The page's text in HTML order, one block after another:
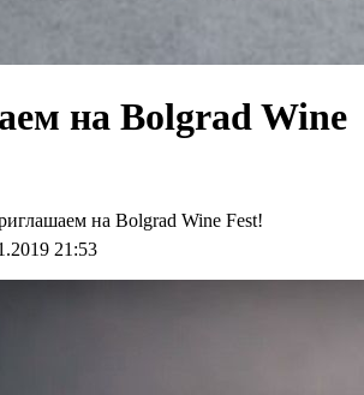
на Bolgrad Wine
на Bolgrad Wine Fest!
21:53